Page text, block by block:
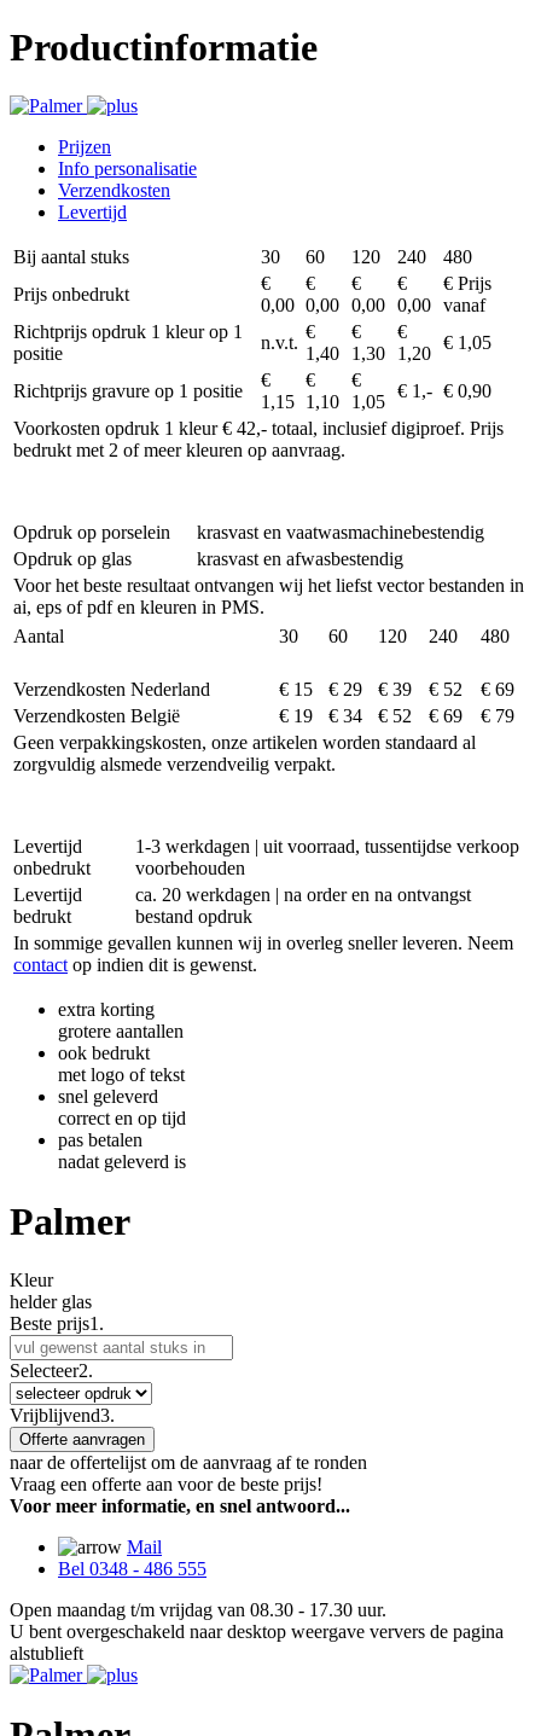
Productinformatie
Prijzen
Info personalisatie
Verzendkosten
Levertijd
Bij aantal stuks 30 60 120 240
480
Prijs onbedrukt
€
0,00
€
0,00
€
0,00
€
0,00
€ Prijs
vanaf
Richtprijs opdruk 1 kleur op 1
positie
n.v.t.
€
1,40
€
1,30
€
1,20
€ 1,05
Richtprijs gravure op 1 positie
€
1,15
€
1,10
€
1,05
€ 1,- € 0,90
Voorkosten opdruk 1 kleur € 42,- totaal, inclusief digiproef. Prijs
bedrukt met 2 of meer kleuren op aanvraag.
Opdruk op porselein
krasvast en vaatwasmachinebestendig
Opdruk op glas
krasvast en afwasbestendig
Voor het beste resultaat ontvangen wij het liefst vector bestanden in
ai, eps of pdf en kleuren in PMS.
Aantal
30 60 120 240 480
Verzendkosten Nederland € 15 € 29 € 39 € 52
€ 69
Verzendkosten België
€ 19 € 34 € 52 € 69
€ 79
Geen verpakkingskosten, onze artikelen worden standaard al
zorgvuldig alsmede verzendveilig verpakt.
Levertijd
onbedrukt
1-3 werkdagen | uit voorraad, tussentijdse verkoop
voorbehouden
Levertijd
bedrukt
ca. 20 werkdagen | na order en na ontvangst
bestand opdruk
In sommige gevallen kunnen wij in overleg sneller leveren. Neem
contact op indien dit is gewenst.
extra korting
grotere aantallen
ook bedrukt
met logo of tekst
snel geleverd
correct en op tijd
pas betalen
nadat geleverd is
Palmer
Kleur
helder glas
Beste prijs1.
Selecteer2.
Vrijblijvend3.
Offerte aanvragen
naar de offertelijst om de aanvraag af te ronden
Vraag een offerte aan voor de beste prijs!
Voor meer informatie, en snel antwoord...
Mail
Bel 0348 - 486 555
Open maandag t/m vrijdag van 08.30 - 17.30 uur.
U bent overgeschakeld naar desktop weergave ververs de pagina
alstublieft